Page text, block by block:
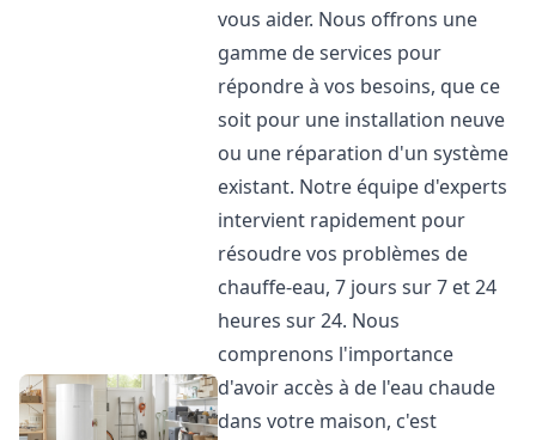
vous aider. Nous offrons une
gamme de services pour
répondre à vos besoins, que ce
soit pour une installation neuve
ou une réparation d'un système
existant. Notre équipe d'experts
intervient rapidement pour
résoudre vos problèmes de
chauffe-eau, 7 jours sur 7 et 24
heures sur 24. Nous
comprenons l'importance
d'avoir accès à de l'eau chaude
dans votre maison, c'est